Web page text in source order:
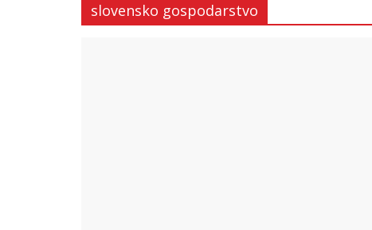
slovensko gospodarstvo